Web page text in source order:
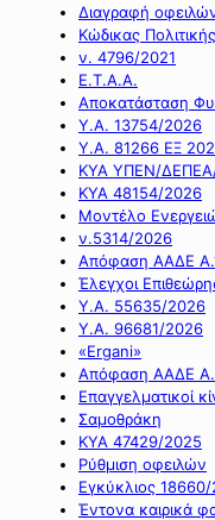
Διαγραφή
Κώδικας
ν. 4796/2021
Ε.Τ.Α.Α.
Αποκατάσταση
Υ.Α. 13754/2026
Υ.Α. 81266 ΕΞ
ΚΥΑ ΥΠΕΝ/
ΚΥΑ 48154/2026
Μοντέλο
ν.5314/2026
Απόφαση ΑΑΔΕ
Έλεγχοι
Υ.Α. 55635/2026
Υ.Α. 96681/2026
«Ergani»
Απόφαση ΑΑΔΕ Α.
Επαγγελματικοί
Σαμοθράκη
ΚΥΑ 47429/2025
Ρύθμιση οφειλών
Εγκύκλιος
Έντονα καιρικά